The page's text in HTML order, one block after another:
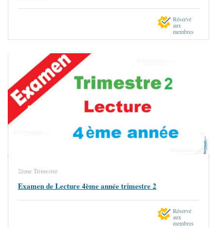
Réservé
aux
membres
2ème Trimestre
Examen de Lecture 4ème année trimestre 2
Réservé
aux
membres